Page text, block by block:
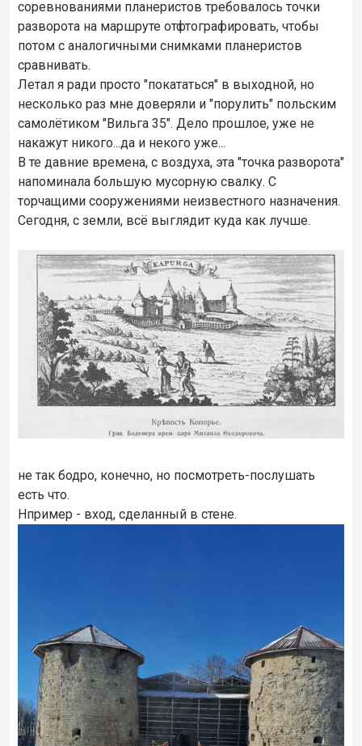
соревнованиями планеристов требовалось точки
разворота на маршруте отфтографировать, чтобы
потом с аналогичными снимками планеристов
сравнивать.
Летал я ради просто "покататься" в выходной, но
несколько раз мне доверяли и "порулить" польским
самолётиком "Вильга 35". Дело прошлое, уже не
накажут никого...да и некого уже...
В те давние времена, с воздуха, эта "точка разворота"
напоминала большую мусорную свалку. С
торчащими сооружениями неизвестного назначения.
Сегодня, с земли, всё выглядит куда как лучше.
не так бодро, конечно, но посмотреть-послушать
есть что.
Нпример - вход, сделанный в стене.